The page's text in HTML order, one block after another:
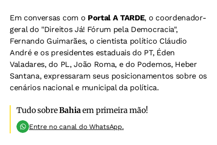
Em conversas com o Portal A TARDE, o coordenador-
geral do "Direitos Já! Fórum pela Democracia",
Fernando Guimarães, o cientista político Cláudio
André e os presidentes estaduais do PT, Éden
Valadares, do PL, João Roma, e do Podemos, Heber
Santana, expressaram seus posicionamentos sobre os
cenários nacional e municipal da política.
Tudo sobreBahiaem primeira mão!
Entre no canal do WhatsApp.